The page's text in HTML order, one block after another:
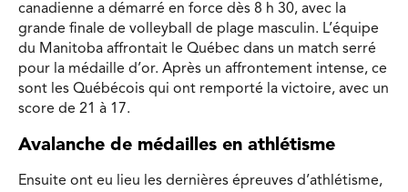
canadienne a démarré en force dès 8 h 30, avec la
grande finale de volleyball de plage masculin. L’équipe
du Manitoba affrontait le Québec dans un match serré
pour la médaille d’or. Après un affrontement intense, ce
sont les Québécois qui ont remporté la victoire, avec un
score de 21 à 17.
Avalanche de médailles en athlétisme
Ensuite ont eu lieu les dernières épreuves d’athlétisme,